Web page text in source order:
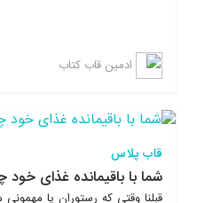
ادمین قاب کتاب
قاب پلاس
شما با باقیمانده غذای خود
قبلنا وقتی که رستوران یا